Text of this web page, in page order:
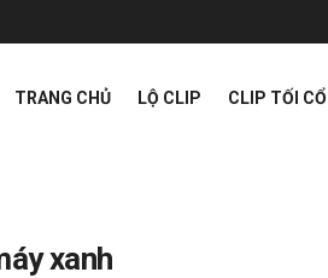
TRANG CHỦ LỘ CLIP CLIP TỐI CỔ
xanh